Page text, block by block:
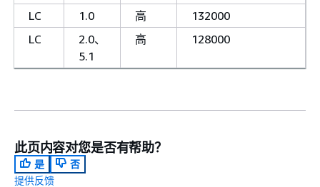
LC 1.0 高
132000
LC
2.0、
5.1
高 128000
此页内容对您是否有帮助？
是
否
提供反馈